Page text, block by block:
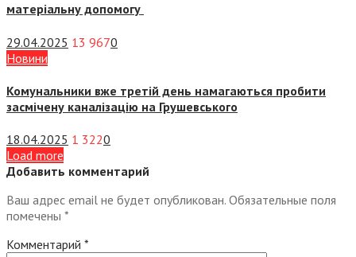
матеріальну допомогу
29.04.2025 13 9670
Новини
Комунальники вже третій день намагаються пробити
засмічену каналізацію на Грушевського
18.04.2025 1 3220
Load more
Добавить комментарий
Ваш адрес email не будет опубликован. Обязательные поля
помечены *
Комментарий *